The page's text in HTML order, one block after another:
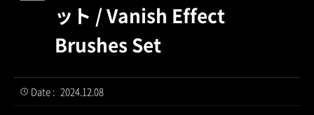
ット / Vanish Effect
Brushes Set
Date : 2024.12.08